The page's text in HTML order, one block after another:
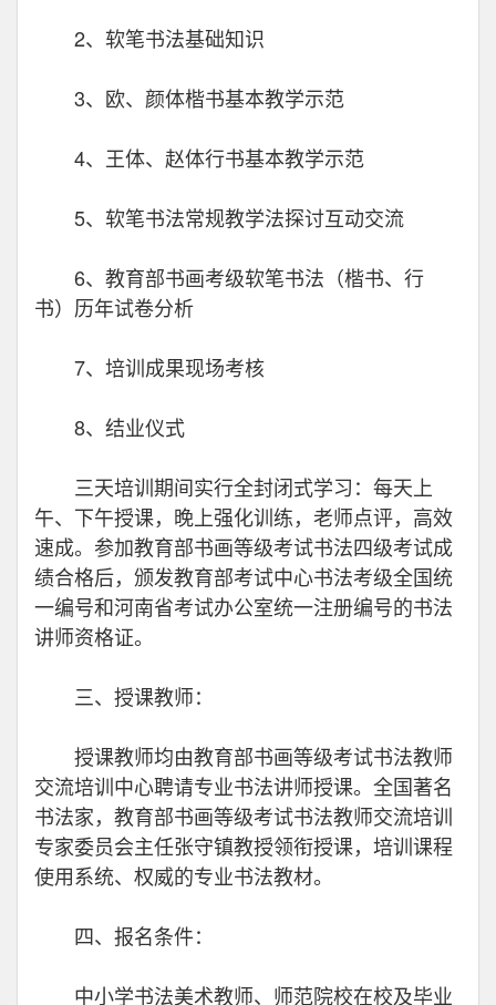
2、软笔书法基础知识
3、欧、颜体楷书基本教学示范
4、王体、赵体行书基本教学示范
5、软笔书法常规教学法探讨互动交流
6、教育部书画考级软笔书法（楷书、行
书）历年试卷分析
7、培训成果现场考核
8、结业仪式
三天培训期间实行全封闭式学习：每天上
午、下午授课，晚上强化训练，老师点评，高效
速成。参加教育部书画等级考试书法四级考试成
绩合格后，颁发教育部考试中心书法考级全国统
一编号和河南省考试办公室统一注册编号的书法
讲师资格证。
三、授课教师：
授课教师均由教育部书画等级考试书法教师
交流培训中心聘请专业书法讲师授课。全国著名
书法家，教育部书画等级考试书法教师交流培训
专家委员会主任张守镇教授领衔授课，培训课程
使用系统、权威的专业书法教材。
四、报名条件：
中小学书法美术教师、师范院校在校及毕业